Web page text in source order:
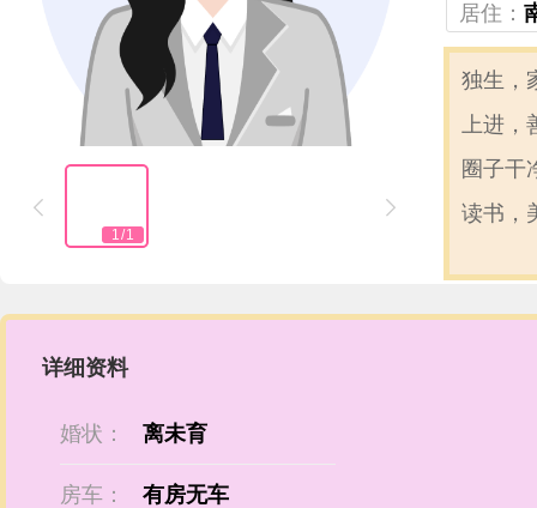

1/1

居住：
独生，
上进，
圈子干
读书，
详细资料
婚状： 离未育
房车： 有房无车